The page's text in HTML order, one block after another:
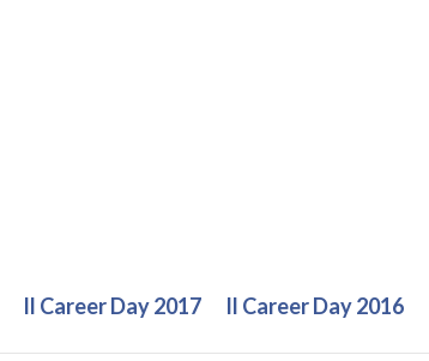
Il Career Day 2017 Il Career Day 2016